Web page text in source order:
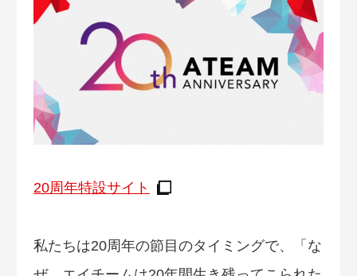
20周年特設サイト
私たちは20周年の節目のタイミングで、「な